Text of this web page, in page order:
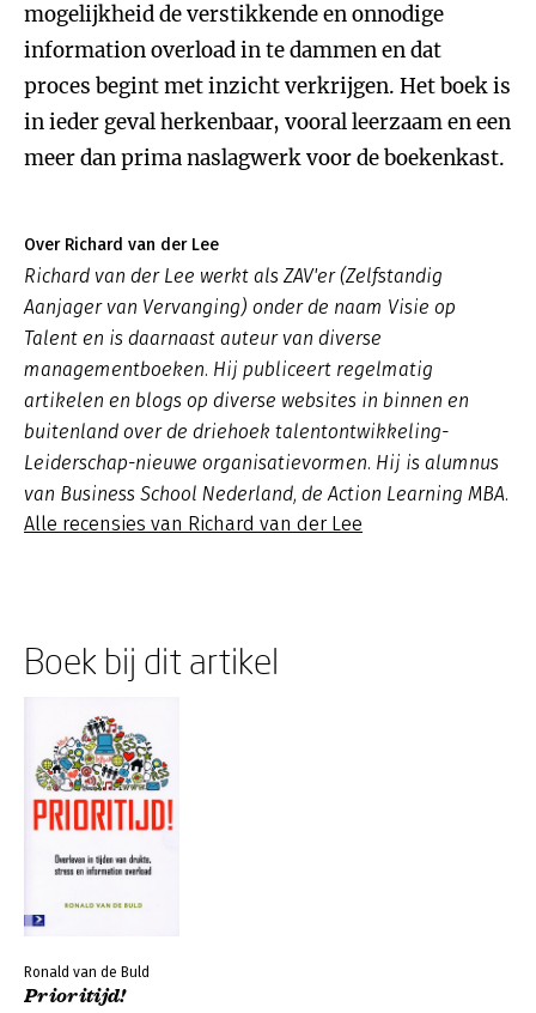
mogelijkheid de verstikkende en onnodige
information overload in te dammen en dat
proces begint met inzicht verkrijgen. Het boek is
in ieder geval herkenbaar, vooral leerzaam en een
meer dan prima naslagwerk voor de boekenkast.
Over Richard van der Lee
Richard van der Lee werkt als ZAV'er (Zelfstandig
Aanjager van Vervanging) onder de naam Visie op
Talent en is daarnaast auteur van diverse
managementboeken. Hij publiceert regelmatig
artikelen en blogs op diverse websites in binnen en
buitenland over de driehoek talentontwikkeling-
Leiderschap-nieuwe organisatievormen. Hij is alumnus
van Business School Nederland, de Action Learning MBA.
Alle recensies van Richard van der Lee
Boek bij dit artikel
Ronald van de Buld
Prioritijd!